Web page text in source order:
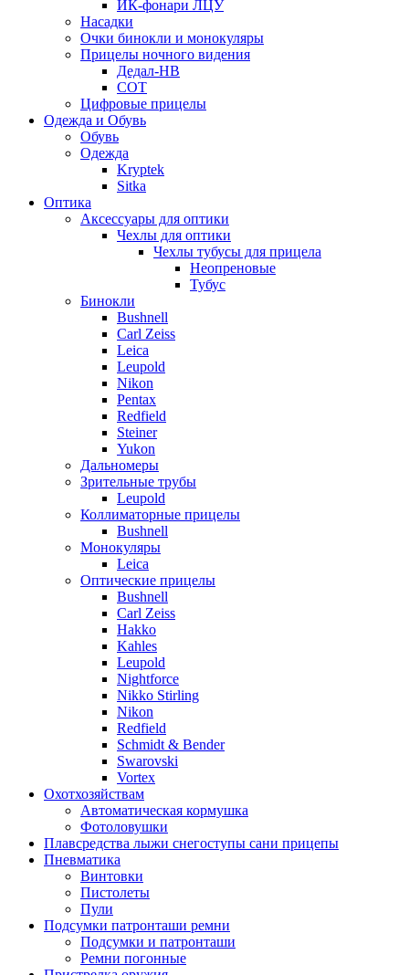
ИК-фонари ЛЦУ
Насадки
Очки бинокли и монокуляры
Прицелы ночного видения
Дедал-НВ
СОТ
Цифровые прицелы
Одежда и Обувь
Обувь
Одежда
Kryptek
Sitka
Оптика
Аксессуары для оптики
Чехлы для оптики
Чехлы тубусы для прицела
Неопреновые
Тубус
Бинокли
Bushnell
Carl Zeiss
Leica
Leupold
Nikon
Pentax
Redfield
Steiner
Yukon
Дальномеры
Зрительные трубы
Leupold
Коллиматорные прицелы
Bushnell
Монокуляры
Leica
Оптические прицелы
Bushnell
Carl Zeiss
Hakko
Kahles
Leupold
Nightforce
Nikko Stirling
Nikon
Redfield
Schmidt & Bender
Swarovski
Vortex
Охотхозяйствам
Автоматическая кормушка
Фотоловушки
Плавсредства лыжи снегоступы сани прицепы
Пневматика
Винтовки
Пистолеты
Пули
Подсумки патронташи ремни
Подсумки и патронташи
Ремни погонные